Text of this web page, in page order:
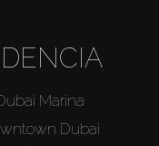
Marina
Dubai